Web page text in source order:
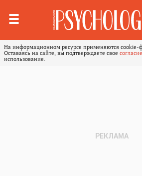
На информационном ресурсе применяются cookie-
Оставаясь на сайте, вы подтверждаете свое согласие
использование.